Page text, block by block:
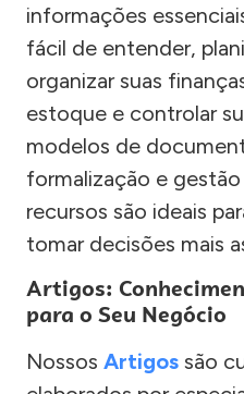
informações
fácil de entender,
organizar suas
estoque e controlar
modelos de
formalização e
recursos são ideais
tomar decisões mais
Artigos:
para o Seu Negócio
Nossos Artigos são